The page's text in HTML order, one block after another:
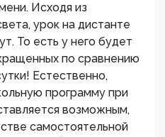
Исходя из
урок на дистанте
То есть у него будет
по сравнению
Естественно,
программу при
возможным,
самостоятельной